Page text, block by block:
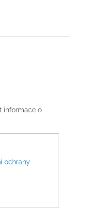
informace o
ochrany